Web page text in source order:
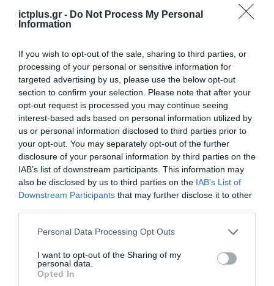
ictplus.gr - Do Not Process My Personal
Information
If you wish to opt-out of the sale, sharing to third parties, or
processing of your personal or sensitive information for
targeted advertising by us, please use the below opt-out
section to confirm your selection. Please note that after your
opt-out request is processed you may continue seeing
interest-based ads based on personal information utilized by
us or personal information disclosed to third parties prior to
your opt-out. You may separately opt-out of the further
disclosure of your personal information by third parties on the
IAB’s list of downstream participants. This information may
also be disclosed by us to third parties on the IAB’s List of
Downstream Participants that may further disclose it to other
Please note that this website/app uses one or more Google
not limited to your visit or usage behaviour. You may click to
grant or deny consent to Google and its third-party tags to
use your data for below specified purposes in below Google
Personal Data Processing Opt Outs
I want to opt-out of the Sharing of my
personal data.
Opted In
ΡΟΗ ΕΙΔΗΣΕΩΝ
Το χρηματοδοτούμενο
από την ΕΕ έργο “The
Gaming Police”
ενισχύει την ασφάλεια
των παιδιών στο
διαδίκτυο
31.07.2026
ΑΑΔΕ: Διευκρινίσεις
για τα πρόστιμα σε
παραβάσεις που
αφορούν τους ΦΗΜ
31.07.2026
Σ. Καλαφάτης: «Η
Τεχνητή Νοημοσύνη
νέα τεχνολογία, είναι
μια νέα βιομηχανική
επανάσταση»
31.07.2026